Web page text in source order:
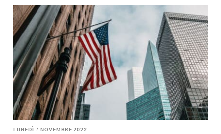
LUNEDÌ 7 NOVEMBRE 2022